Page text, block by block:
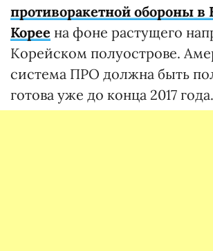
противоракетной обороны
Корее на фоне растущего
Корейском полуострове.
система ПРО должна быть
готова уже до конца 2017 года.